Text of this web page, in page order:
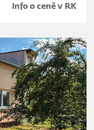
Info o ceně v RK